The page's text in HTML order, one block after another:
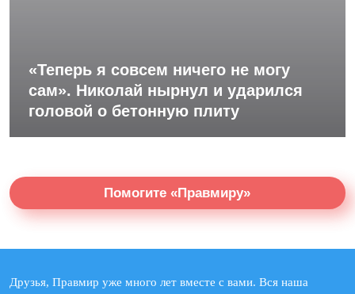
«Теперь я совсем ничего не могу
сам». Николай нырнул и ударился
головой о бетонную плиту
Помогите «Правмиру»
Друзья, Правмир уже много лет вместе с вами. Вся наша